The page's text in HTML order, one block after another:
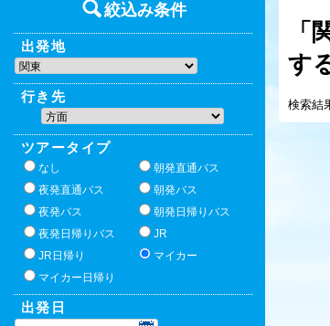
絞込み条件
出発地
行き先
ツアータイプ
なし
朝発直通バス
夜発直通バス
朝発バス
夜発バス
朝発日帰りバス
夜発日帰りバス
JR
JR日帰り
マイカー
マイカー日帰り
出発日
す
検索結